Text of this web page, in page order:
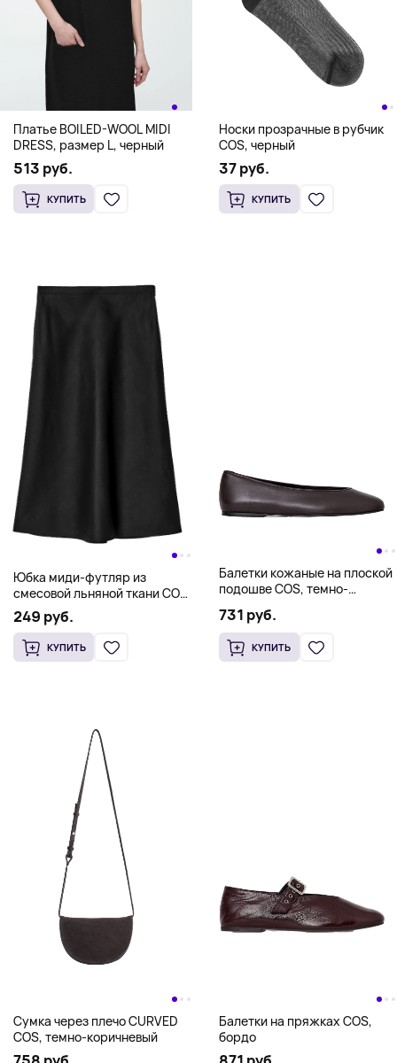
Платье BOILED-WOOL MIDI
DRESS, размер L, черный
513 руб.
КУПИТЬ
Носки прозрачные в рубчик
COS, черный
37 руб.
КУПИТЬ
Юбка миди-футляр из
смесовой льняной ткани COS,
черный
249 руб.
КУПИТЬ
Балетки кожаные на плоской
подошве COS, темно-
731 руб.
КУПИТЬ
Сумка через плечо CURVED
COS, темно-коричневый
Балетки на пряжках COS,
бордо